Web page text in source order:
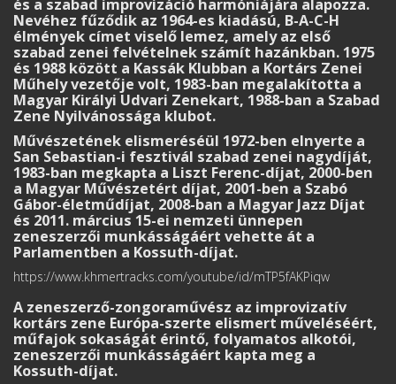
és a szabad improvizáció harmóniájára alapozza.
Nevéhez fűződik az 1964-es kiadású, B-A-C-H
élmények címet viselő lemez, amely az első
szabad zenei felvételnek számít hazánkban. 1975
és 1988 között a Kassák Klubban a Kortárs Zenei
Műhely vezetője volt, 1983-ban megalakította a
Magyar Királyi Udvari Zenekart, 1988-ban a Szabad
Zene Nyilvánossága klubot.
Művészetének elismeréséül 1972-ben elnyerte a
San Sebastian-i fesztivál szabad zenei nagydíját,
1983-ban megkapta a Liszt Ferenc-díjat, 2000-ben
a Magyar Művészetért díjat, 2001-ben a Szabó
Gábor-életműdíjat, 2008-ban a Magyar Jazz Díjat
és 2011. március 15-ei nemzeti ünnepen
zeneszerzői munkásságáért vehette át a
Parlamentben a Kossuth-díjat.
https://www.khmertracks.com/youtube/id/mTP5fAKPiqw
A zeneszerző-zongoraművész az improvizatív
kortárs zene Európa-szerte elismert műveléséért,
műfajok sokaságát érintő, folyamatos alkotói,
zeneszerzői munkásságáért kapta meg a
Kossuth-díjat.